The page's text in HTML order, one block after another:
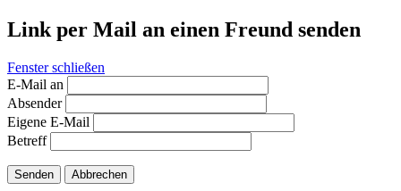
Link per Mail an einen Freund senden
Fenster schließen
E-Mail an
Absender
Eigene E-Mail
Betreff
Senden Abbrechen